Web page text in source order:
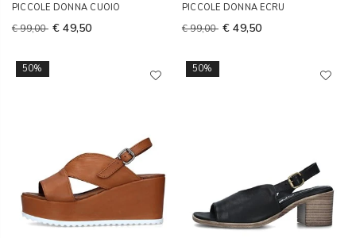
PICCOLE DONNA CUOIO
€ 99,00 € 49,50
PICCOLE DONNA ECRU
€ 99,00 € 49,50
50% 50%